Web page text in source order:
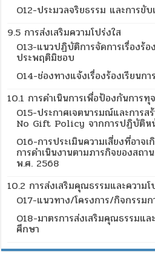
O12-ประมวลจริยธรรม และการขั
9.5 การส่งเสริมความโปร่งใส
O13-แนวปฏิบัติการจัดการเรื่องร้อ
ประพฤติมิชอบ
O14-ช่องทางแจ้งเรื่องร้องเรียน
10.1 การดำเนินการเพื่อป้องกันการ
O15-ประกาศเจตนารมณ์และการ
No Gift Policy จากการปฏิบัติห
O16-การประเมินความเสี่ยงที่อาจ
การดำเนินงานตามภารกิจของสถ
พ.ศ. 2568
10.2 การส่งเสริมคุณธรรมและความโ
O17-แนวทาง/โครงการ/กิจกรรม
O18-มาตรการส่งเสริมคุณธรรมแล
ศึกษา